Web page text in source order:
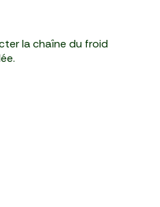
la chaîne du froid